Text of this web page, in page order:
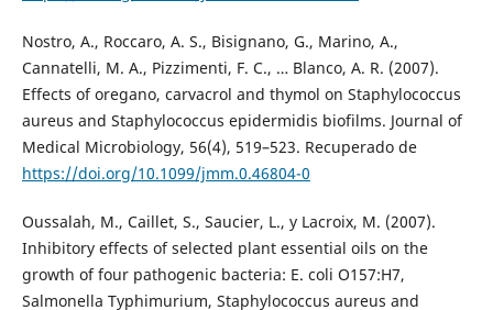
Nostro, A., Roccaro, A. S., Bisignano, G., Marino, A.,
Cannatelli, M. A., Pizzimenti, F. C., … Blanco, A. R. (2007).
Effects of oregano, carvacrol and thymol on Staphylococcus
aureus and Staphylococcus epidermidis biofilms. Journal of
Medical Microbiology, 56(4), 519–523. Recuperado de
https://doi.org/10.1099/jmm.0.46804-0
Oussalah, M., Caillet, S., Saucier, L., y Lacroix, M. (2007).
Inhibitory effects of selected plant essential oils on the
growth of four pathogenic bacteria: E. coli O157:H7,
Salmonella Typhimurium, Staphylococcus aureus and